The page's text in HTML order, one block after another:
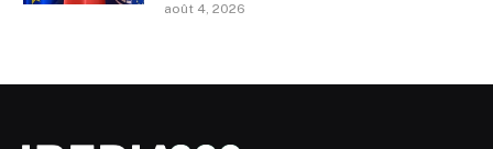
août 4, 2026